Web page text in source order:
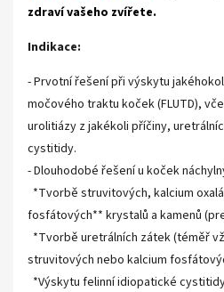
zdraví vašeho zvířete.
Indikace:
- Prvotní řešení při výskytu
močového traktu koček (FLUTD),
urolitiázy z jakékoli příčiny,
cystitidy.
- Dlouhodobé řešení u koček
*Tvorbě struvitových, kalcium
fosfátových** krystalů a kamenů
*Tvorbě uretrálních zátek (téměř
struvitových nebo kalcium
*Výskytu felinní idiopatické